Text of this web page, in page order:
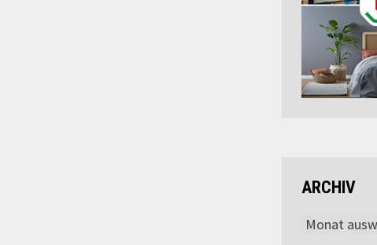
ARCHIV
Archiv